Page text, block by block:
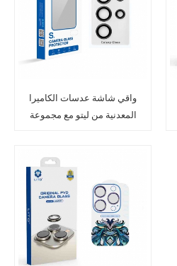
واقي شاشة عدسات الكاميرا
المعدنية من ليتو مع مجموعة